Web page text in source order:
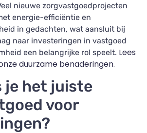
nieuwe zorgvastgoedprojecten
energie-efficiëntie en
in gedachten, wat aansluit bij
naar investeringen in vastgoed
een belangrijke rol speelt. Lees
duurzame benaderingen.
je het juiste
voor